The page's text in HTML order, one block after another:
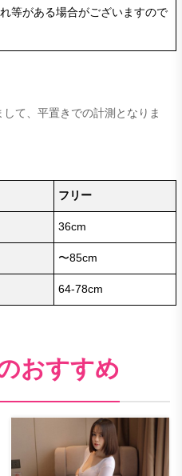
等がある場合がございますので
て、平置きでの計測となりま
フリー
36cm
〜85cm
64-78cm
おすすめ